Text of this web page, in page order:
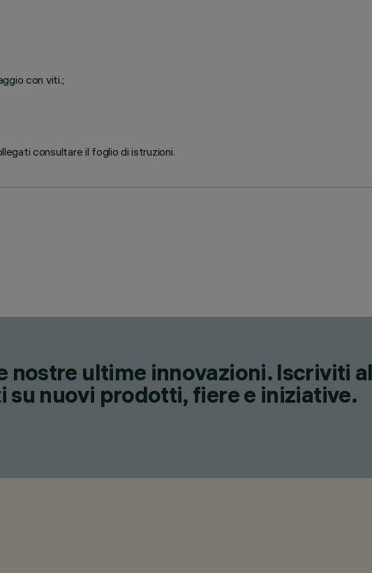
con viti.;
consultare il foglio di istruzioni.
nostre ultime innovazioni. Iscriviti
su nuovi prodotti, fiere e iniziative.